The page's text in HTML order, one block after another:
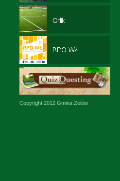
Copyright 2012 Gmina Zelów